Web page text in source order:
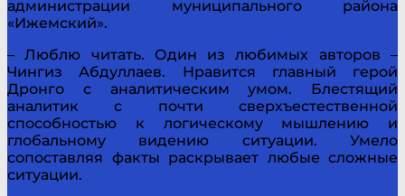
администрации муниципального района
«Ижемский».
– Люблю читать. Один из любимых авторов –
Чингиз Абдуллаев. Нравится главный герой
Дронго с аналитическим умом. Блестящий
аналитик с почти сверхъестественной
способностью к логическому мышлению и
глобальному видению ситуации. Умело
сопоставляя факты раскрывает любые сложные
ситуации.